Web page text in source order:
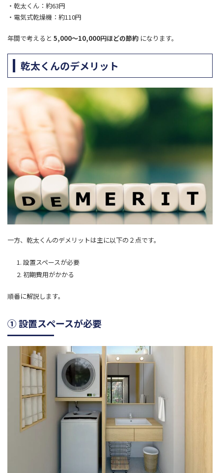
・乾太くん：約63円
・電気式乾燥機：約110円
年間で考えると 5,000～10,000円ほどの節約 になります。
乾太くんのデメリット
一方、乾太くんのデメリットは主に以下の２点です。
設置スペースが必要
初期費用がかかる
順番に解説します。
① 設置スペースが必要